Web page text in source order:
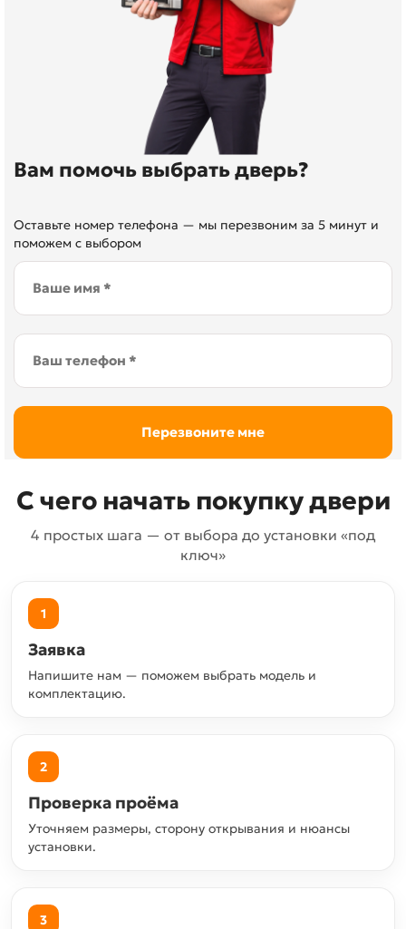
Вам помочь выбрать дверь?
Оставьте номер телефона — мы перезвоним за 5 минут и
поможем с выбором
С чего начать покупку двери
4 простых шага — от выбора до установки «под
ключ»
1
Заявка
Напишите нам — поможем выбрать модель и
комплектацию.
2
Проверка проёма
Уточняем размеры, сторону открывания и нюансы
установки.
3